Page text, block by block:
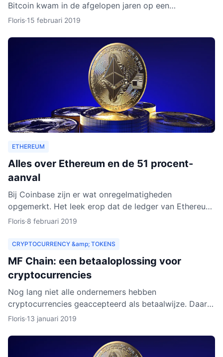
Bitcoin kwam in de afgelopen jaren op een
hoogtepunt te staan en Ethereum volgde in rap
Floris·15 februari 2019
ETHEREUM
Alles over Ethereum en de 51 procent-
aanval
Bij Coinbase zijn er wat onregelmatigheden
opgemerkt. Het leek erop dat de ledger van Ethereum
Classic werd herschreven. Dat zou betekenen dat
Floris·8 februari 2019
CRYPTOCURRENCY &amp; TOKENS
MF Chain: een betaaloplossing voor
cryptocurrencies
Nog lang niet alle ondernemers hebben
cryptocurrencies geaccepteerd als betaalwijze. Daar
wil MF Chain een verandering in maken. Het bedrijf wil
Floris·13 januari 2019